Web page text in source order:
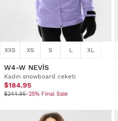
XXS XS S L XL
W4-W NEVIS
Kadın snowboard ceketi
$184.95
$244.95-25% Final Sale